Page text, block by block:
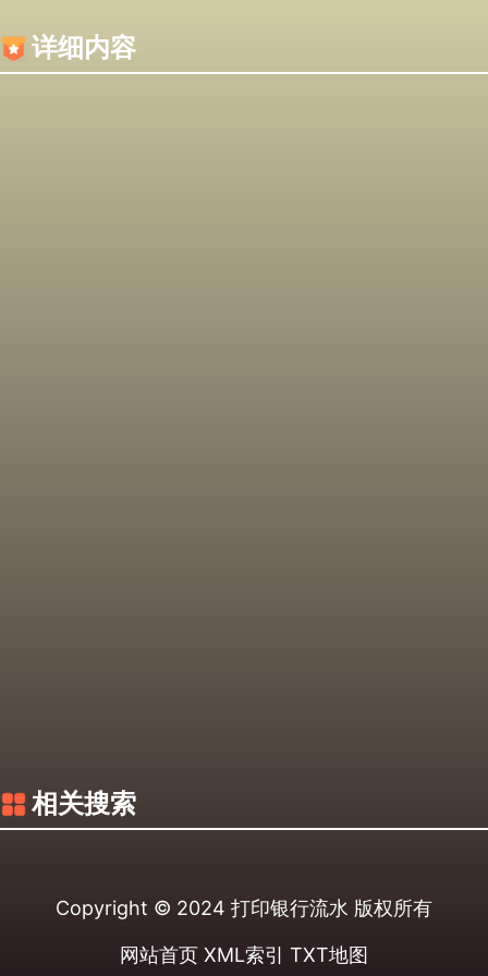
详细内容
相关搜索
Copyright © 2024 打印银行流水 版权所有
网站首页 XML索引 TXT地图